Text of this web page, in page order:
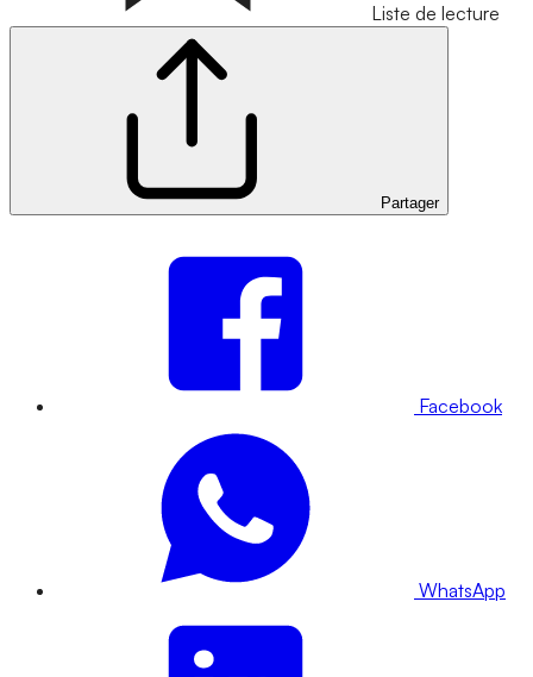
Liste de lecture
Partager
Facebook
WhatsApp